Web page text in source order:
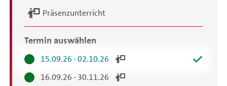
Präsenzunterricht
Termin auswählen
15.09.26 - 02.10.26
16.09.26 - 30.11.26